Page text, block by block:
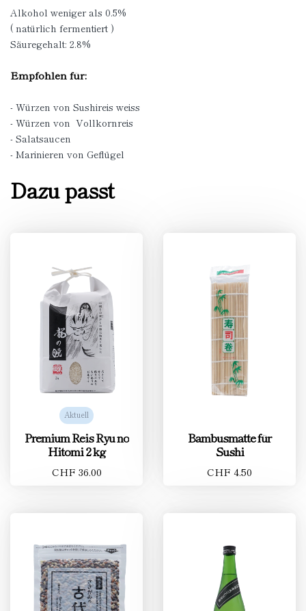
Alkohol weniger als 0.5%
( natürlich fermentiert )
Säuregehalt: 2.8%
Empfohlen für:
- Würzen von Sushireis weiss
- Würzen von Vollkornreis
- Salatsaucen
- Marinieren von Geflügel
Dazu passt
Aktuell
Premium Reis Ryu no
Hitomi 2 kg
CHF 36.00
Bambusmatte für
Sushi
CHF 4.50